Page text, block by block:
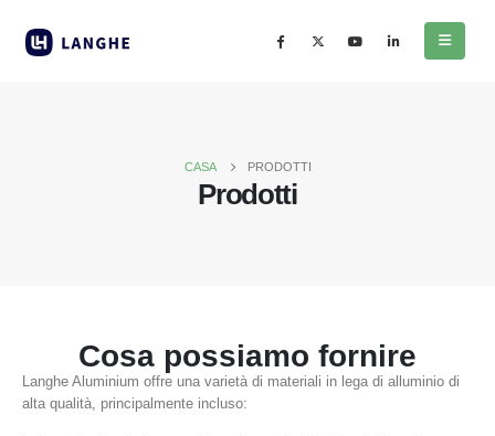
CASA PRODOTTI
Prodotti
Cosa possiamo fornire
Langhe Aluminium offre una varietà di materiali in lega di alluminio di
alta qualità, principalmente incluso: